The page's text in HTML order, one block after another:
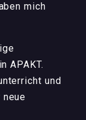
mich
APAKT.
und